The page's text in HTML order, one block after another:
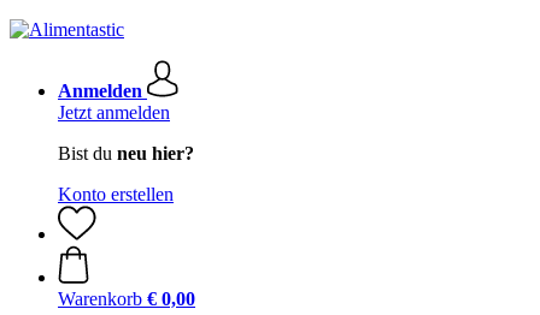
Anmelden
Jetzt anmelden
Bist du neu hier?
Konto erstellen
Warenkorb € 0,00